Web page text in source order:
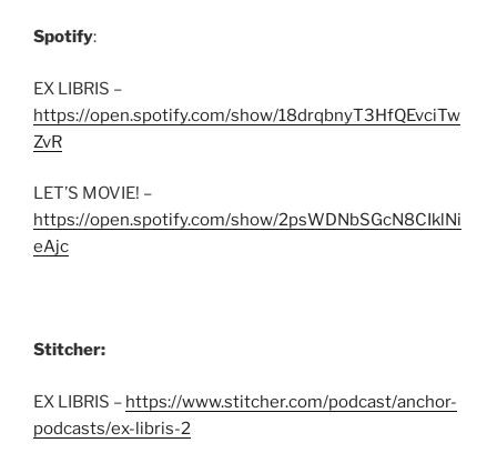
Spotify:
EX LIBRIS –
https://open.spotify.com/show/18drqbnyT3HfQEvciTw
ZvR
LET’S MOVIE! –
https://open.spotify.com/show/2psWDNbSGcN8CIklNi
eAjc
Stitcher:
EX LIBRIS – https://www.stitcher.com/podcast/anchor-
podcasts/ex-libris-2